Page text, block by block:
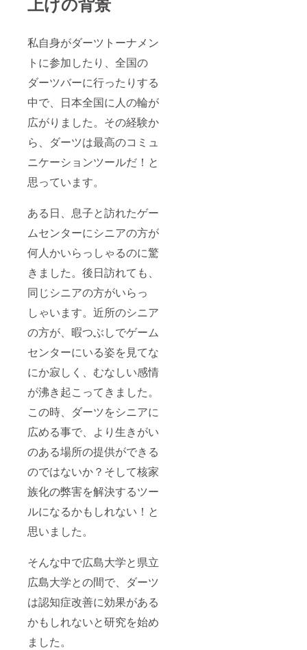
私自身がダーツトーナメン
トに参加したり、全国の
ダーツバーに行ったりする
中で、日本全国に人の輪が
広がりました。その経験か
ら、ダーツは最高のコミュ
ニケーションツールだ！と
思っています。
ある日、息子と訪れたゲー
ムセンターにシニアの方が
何人かいらっしゃるのに驚
きました。後日訪れても、
同じシニアの方がいらっ
しゃいます。近所のシニア
の方が、暇つぶしでゲーム
センターにいる姿を見てな
にか寂しく、むなしい感情
が沸き起こってきました。
この時、ダーツをシニアに
広める事で、より生きがい
のある場所の提供ができる
のではないか？そして核家
族化の弊害を解決するツー
ルになるかもしれない！と
思いました。
そんな中で広島大学と県立
広島大学との間で、ダーツ
は認知症改善に効果がある
かもしれないと研究を始め
ました。